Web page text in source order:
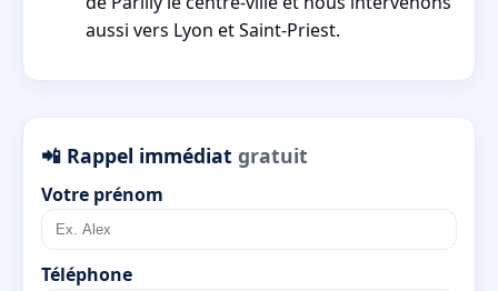
aussi vers Lyon et Saint-Priest.
📲 Rappel immédiat gratuit
Votre prénom
Téléphone